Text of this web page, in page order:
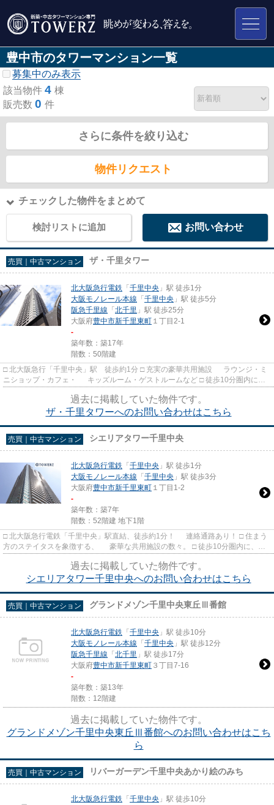
豊中市のタワーマンション一覧
募集中のみ表示
該当物件 4 棟
販売数 0 件
さらに条件を絞り込む
物件リクエスト
チェックした物件をまとめて
検討リストに追加 お問い合わせ
売買｜中古マンション ザ・千里タワー
北大阪急行電鉄 「 千里中央 」駅 徒歩1分
大阪モノレール本線 「 千里中央 」駅 徒歩5分
阪急千里線 「 北千里 」駅 徒歩25分
大阪府豊中市新千里東町 １丁目2-1
-
築年数：築17年
階数：50階建
□ 北大阪急行「千里中央」駅 徒歩約1分 □ 充実の豪華共用施設 ラウンジ・ミ
ニショップ・カフェ・ キッズルーム・ゲストルームなど □ 徒歩10分圏内に商
過去に掲載していた物件です。
ザ・千里タワーへのお問い合わせはこちら
売買｜中古マンション シエリアタワー千里中央
北大阪急行電鉄 「 千里中央 」駅 徒歩1分
大阪モノレール本線 「 千里中央 」駅 徒歩3分
大阪府豊中市新千里東町 １丁目1-2
-
築年数：築7年
階数：52階建 地下1階
□ 北大阪急行電鉄「千里中央」駅直結、徒歩約1分！ 連絡通路あり！ □ 住まう
方のステイタスを象徴する、 豪華な共用施設の数々。 □ 徒歩10分圏内に、ス
過去に掲載していた物件です。
シエリアタワー千里中央へのお問い合わせはこちら
売買｜中古マンション グランドメゾン千里中央東丘Ⅲ番館
北大阪急行電鉄 「 千里中央 」駅 徒歩10分
大阪モノレール本線 「 千里中央 」駅 徒歩12分
阪急千里線 「 北千里 」駅 徒歩17分
大阪府豊中市新千里東町 ３丁目7-16
-
築年数：築13年
階数：12階建
過去に掲載していた物件です。
グランドメゾン千里中央東丘Ⅲ番館へのお問い合わせはこち
ら
売買｜中古マンション リバーガーデン千里中央あかり絵のみち
北大阪急行電鉄 「 千里中央 」駅 徒歩10分